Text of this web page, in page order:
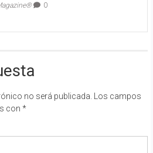
0
no será publicada.
Los campos
con *